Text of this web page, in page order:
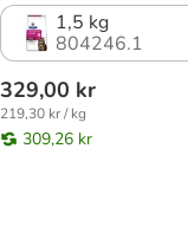
1,5 kg
804246.1
329,00 kr
219,30 kr / kg
309,26 kr